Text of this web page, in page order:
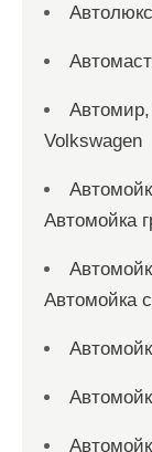
Автолюкс
Volkswagen
Автомойка
Автомойка